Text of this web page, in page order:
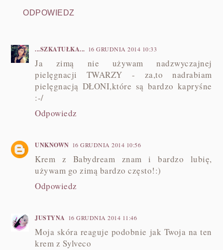
ODPOWIEDZ
...SZKATUŁKA... 16 GRUDNIA 2014 10:33
Ja zimą nie używam nadzwyczajnej
pielęgnacji TWARZY - za,to nadrabiam
pielęgnacją DŁONI,które są bardzo kapryśne
:-/
Odpowiedz
UNKNOWN 16 GRUDNIA 2014 10:56
Krem z Babydream znam i bardzo lubię,
używam go zimą bardzo często!:)
Odpowiedz
JUSTYNA 16 GRUDNIA 2014 11:46
Moja skóra reaguje podobnie jak Twoja na ten
krem z Sylveco